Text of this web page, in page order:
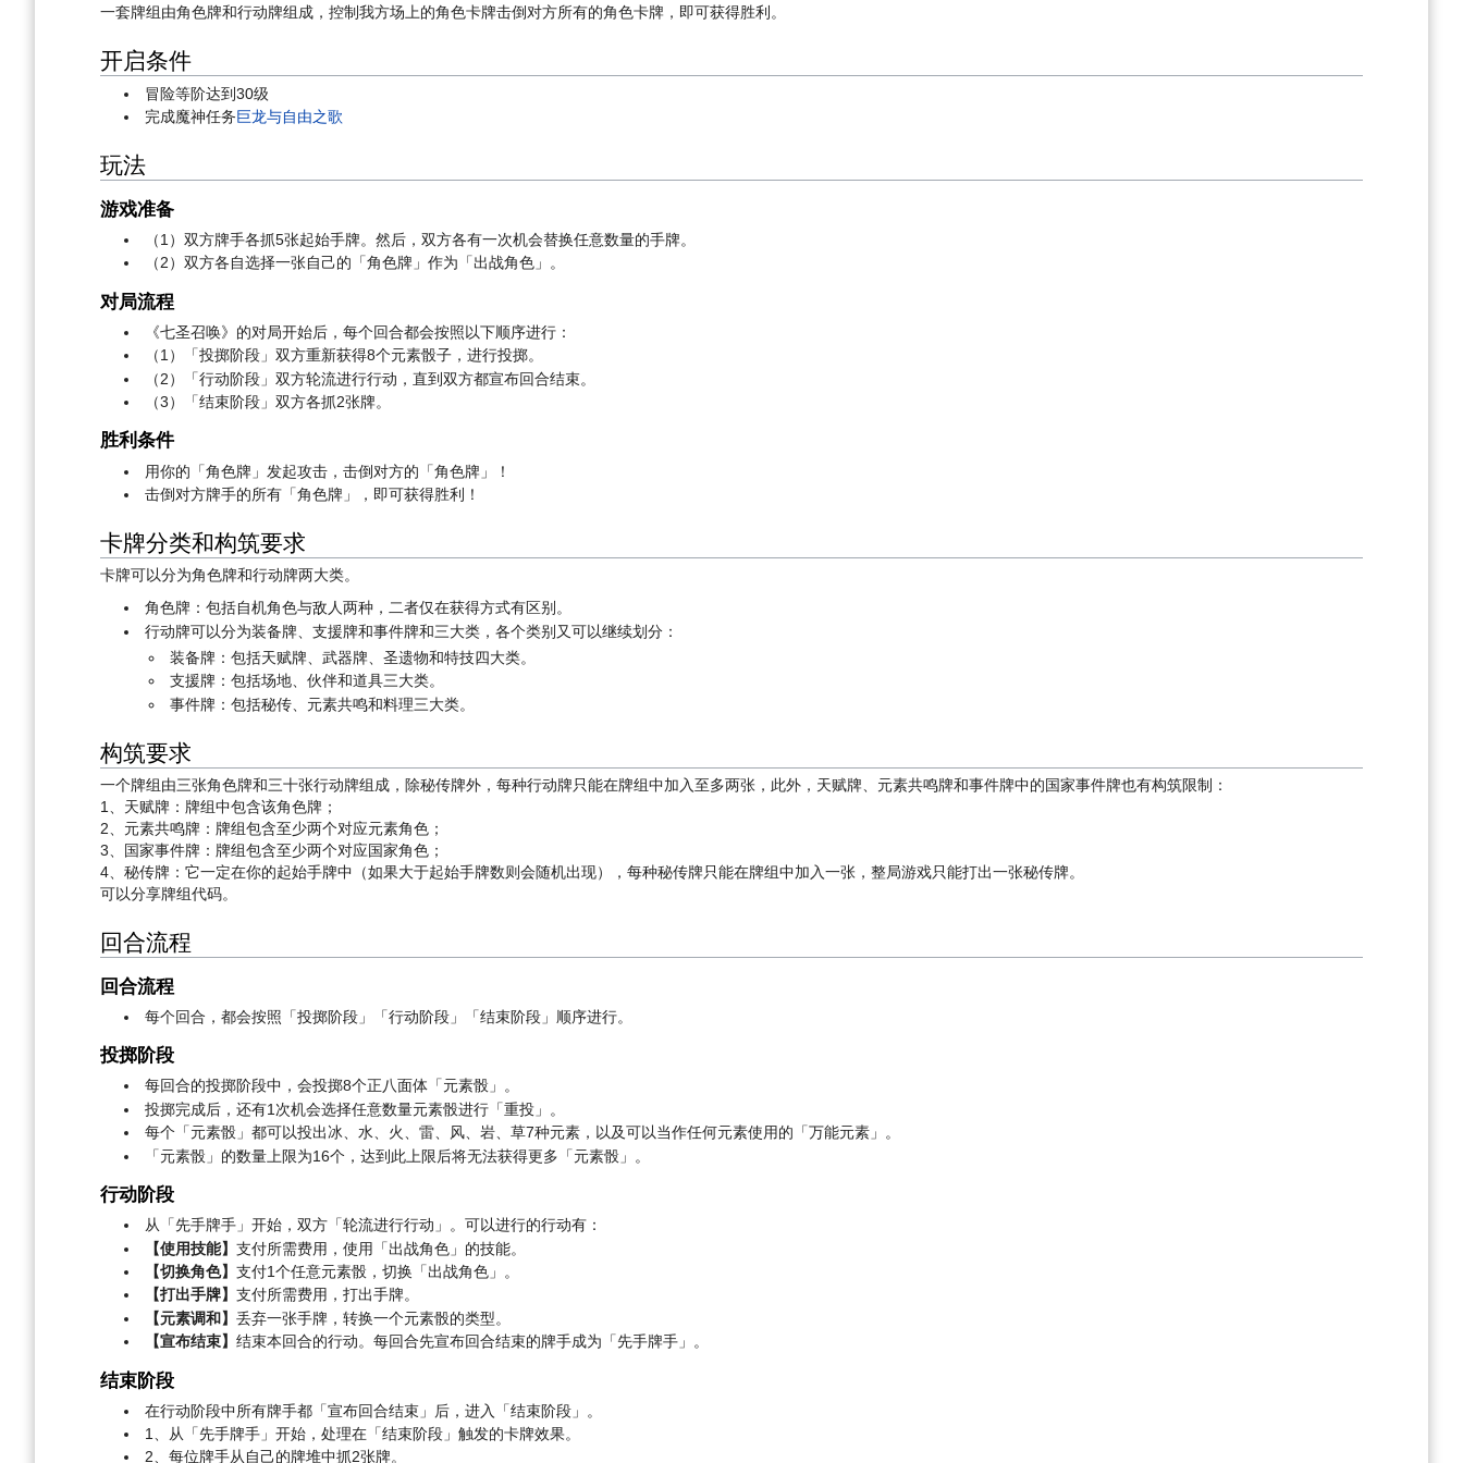
一套牌组由角色牌和行动牌组成，控制我方场上的角色卡牌击倒对方所有的角色卡牌，即可获得胜利。
开启条件
冒险等阶达到30级
完成魔神任务巨龙与自由之歌
玩法
游戏准备
（1）双方牌手各抓5张起始手牌。然后，双方各有一次机会替换任意数量的手牌。
（2）双方各自选择一张自己的「角色牌」作为「出战角色」。
对局流程
《七圣召唤》的对局开始后，每个回合都会按照以下顺序进行：
（1）「投掷阶段」双方重新获得8个元素骰子，进行投掷。
（2）「行动阶段」双方轮流进行行动，直到双方都宣布回合结束。
（3）「结束阶段」双方各抓2张牌。
胜利条件
用你的「角色牌」发起攻击，击倒对方的「角色牌」！
击倒对方牌手的所有「角色牌」，即可获得胜利！
卡牌分类和构筑要求
卡牌可以分为角色牌和行动牌两大类。
角色牌：包括自机角色与敌人两种，二者仅在获得方式有区别。
行动牌可以分为装备牌、支援牌和事件牌和三大类，各个类别又可以继续划分：
装备牌：包括天赋牌、武器牌、圣遗物和特技四大类。
支援牌：包括场地、伙伴和道具三大类。
事件牌：包括秘传、元素共鸣和料理三大类。
构筑要求
一个牌组由三张角色牌和三十张行动牌组成，除秘传牌外，每种行动牌只能在牌组中加入至多两张，此外，天赋牌、元素共鸣牌和事件牌中的国家事件牌也有构筑限制：
1、天赋牌：牌组中包含该角色牌；
2、元素共鸣牌：牌组包含至少两个对应元素角色；
3、国家事件牌：牌组包含至少两个对应国家角色；
4、秘传牌：它一定在你的起始手牌中（如果大于起始手牌数则会随机出现），每种秘传牌只能在牌组中加入一张，整局游戏只能打出一张秘传牌。
可以分享牌组代码。
回合流程
回合流程
每个回合，都会按照「投掷阶段」「行动阶段」「结束阶段」顺序进行。
投掷阶段
每回合的投掷阶段中，会投掷8个正八面体「元素骰」。
投掷完成后，还有1次机会选择任意数量元素骰进行「重投」。
每个「元素骰」都可以投出冰、水、火、雷、风、岩、草7种元素，以及可以当作任何元素使用的「万能元素」。
「元素骰」的数量上限为16个，达到此上限后将无法获得更多「元素骰」。
行动阶段
从「先手牌手」开始，双方「轮流进行行动」。可以进行的行动有：
【使用技能】支付所需费用，使用「出战角色」的技能。
【切换角色】支付1个任意元素骰，切换「出战角色」。
【打出手牌】支付所需费用，打出手牌。
【元素调和】丢弃一张手牌，转换一个元素骰的类型。
【宣布结束】结束本回合的行动。每回合先宣布回合结束的牌手成为「先手牌手」。
结束阶段
在行动阶段中所有牌手都「宣布回合结束」后，进入「结束阶段」。
1、从「先手牌手」开始，处理在「结束阶段」触发的卡牌效果。
2、每位牌手从自己的牌堆中抓2张牌。